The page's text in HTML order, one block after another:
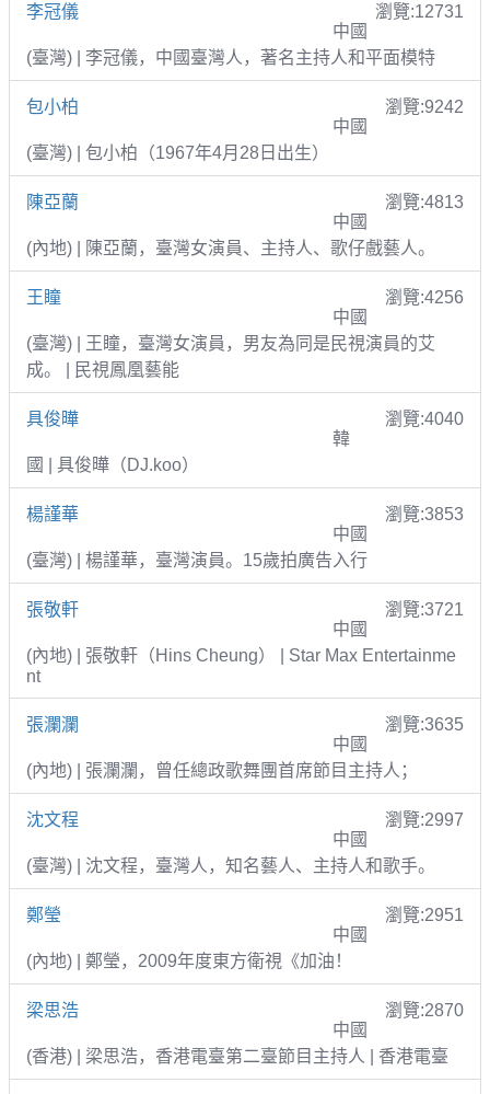
李冠儀
瀏覽:12731
中國
(臺灣) | 李冠儀，中國臺灣人，著名主持人和平面模特
包小柏
瀏覽:9242
中國
(臺灣) | 包小柏（1967年4月28日出生）
陳亞蘭
瀏覽:4813
中國
(內地) | 陳亞蘭，臺灣女演員、主持人、歌仔戲藝人。
王瞳
瀏覽:4256
中國
(臺灣) | 王瞳，臺灣女演員，男友為同是民視演員的艾
成。 | 民視鳳凰藝能
具俊曄
瀏覽:4040
韓
國 | 具俊曄（DJ.koo）
楊謹華
瀏覽:3853
中國
(臺灣) | 楊謹華，臺灣演員。15歲拍廣告入行
張敬軒
瀏覽:3721
中國
(內地) | 張敬軒（Hins Cheung） | Star Max Entertainme
nt
張瀾瀾
瀏覽:3635
中國
(內地) | 張瀾瀾，曾任總政歌舞團首席節目主持人；
沈文程
瀏覽:2997
中國
(臺灣) | 沈文程，臺灣人，知名藝人、主持人和歌手。
鄭瑩
瀏覽:2951
中國
(內地) | 鄭瑩，2009年度東方衛視《加油！
梁思浩
瀏覽:2870
中國
(香港) | 梁思浩，香港電臺第二臺節目主持人 | 香港電臺